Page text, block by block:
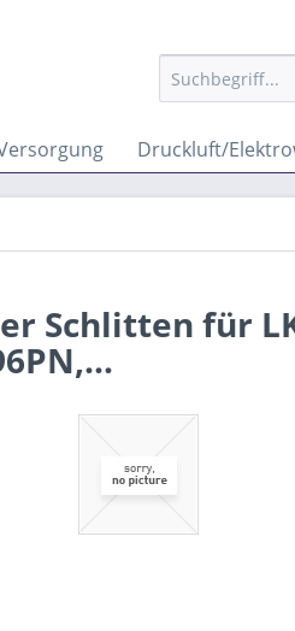
Druckluft/
Schlitten für